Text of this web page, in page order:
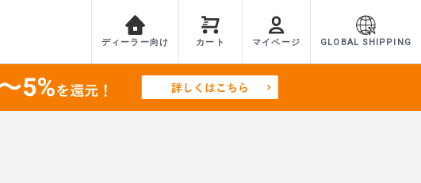
ディーラー向け カート マイページ GLOBAL SHIPPING